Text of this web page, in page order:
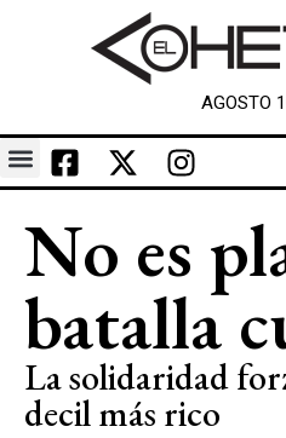
AGOSTO
No es
batalla
La solidaridad
decil más rico